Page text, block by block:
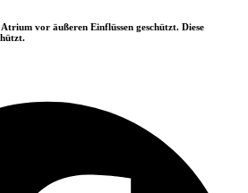
vor äußeren Einflüssen geschützt. Diese